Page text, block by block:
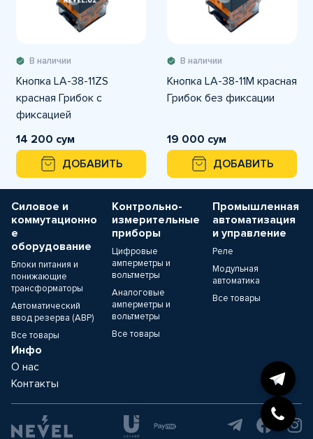
В наличии
Кнопка LA-38-11ZS
красная Грибок с
фиксацией
14 200 сум
ДОБАВИТЬ
В наличии
Кнопка LA-38-11M красная
Грибок без фиксации
19 000 сум
ДОБАВИТЬ
Силовое и
коммутационно
е
оборудование
Блоки питания и
понижающие
трансформаторы
Автоматический
ввод резерва (АВР)
Все товары
Контрольно-
измерительные
приборы
Цифровые
амперметры и
вольтметры
Аналоговые
амперметры и
вольтметры
Все товары
Промышленная
автоматизация
и управление
Реле
Модульная
автоматика
Все товары
Инфо
О нас
Контакты